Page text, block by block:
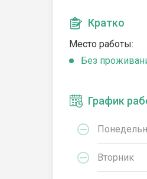
Кратко
Место работы:
Без
График
Вторник